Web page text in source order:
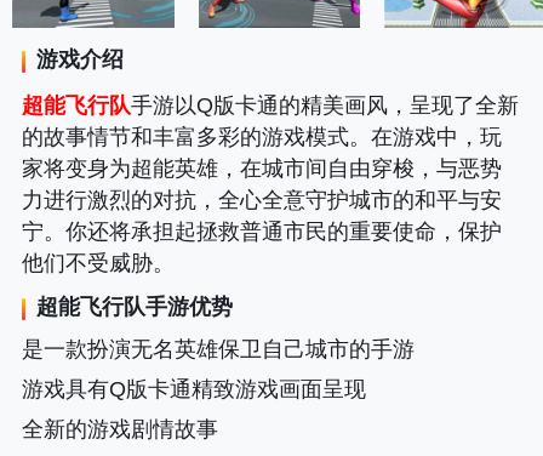
游戏介绍
超能飞行队手游以Q版卡通的精美画风，呈现了全新
的故事情节和丰富多彩的游戏模式。在游戏中，玩
家将变身为超能英雄，在城市间自由穿梭，与恶势
力进行激烈的对抗，全心全意守护城市的和平与安
宁。你还将承担起拯救普通市民的重要使命，保护
他们不受威胁。
超能飞行队手游优势
是一款扮演无名英雄保卫自己城市的手游
游戏具有Q版卡通精致游戏画面呈现
全新的游戏剧情故事